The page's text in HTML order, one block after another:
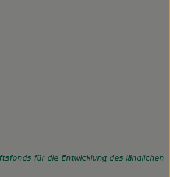
für die Entwicklung des ländlichen